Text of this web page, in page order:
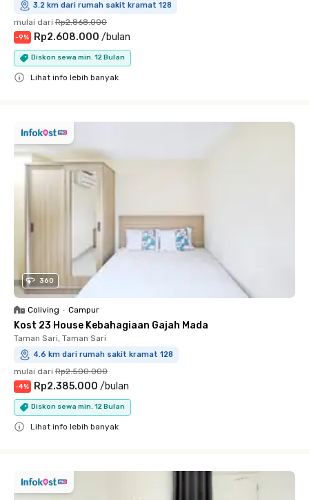
3.2 km dari rumah sakit kramat 128
mulai dari Rp2.868.000
-9% Rp2.608.000 /bulan
Diskon sewa min. 12 Bulan
Lihat info lebih banyak
360
Coliving • Campur
Kost 23 House Kebahagiaan Gajah Mada
Taman Sari, Taman Sari
4.6 km dari rumah sakit kramat 128
mulai dari Rp2.500.000
-4% Rp2.385.000 /bulan
Diskon sewa min. 12 Bulan
Lihat info lebih banyak